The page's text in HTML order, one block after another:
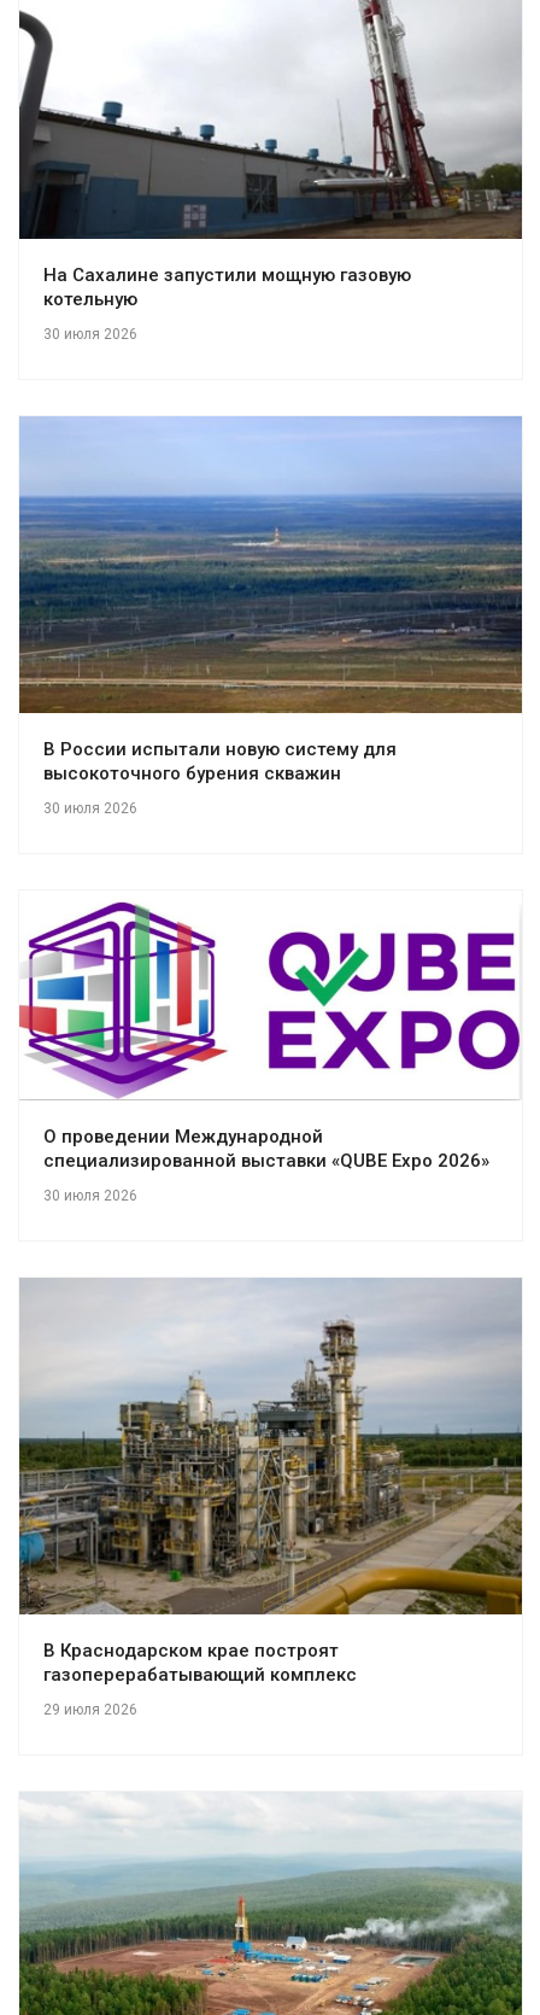
На Сахалине запустили мощную газовую
котельную
30 июля 2026
В России испытали новую систему для
высокоточного бурения скважин
30 июля 2026
О проведении Международной
специализированной выставки «QUBE Expo 2026»
30 июля 2026
В Краснодарском крае построят
газоперерабатывающий комплекс
29 июля 2026